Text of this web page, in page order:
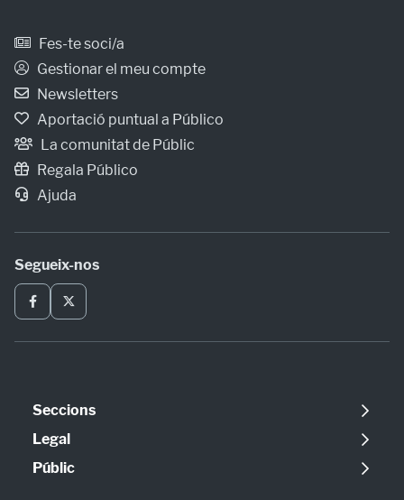
Fes-te soci/a
Gestionar el meu compte
Newsletters
Aportació puntual a Público
La comunitat de Públic
Regala Público
Ajuda
Segueix-nos
Seccions
Política
Opinió
Legal
Avís legal
Públic